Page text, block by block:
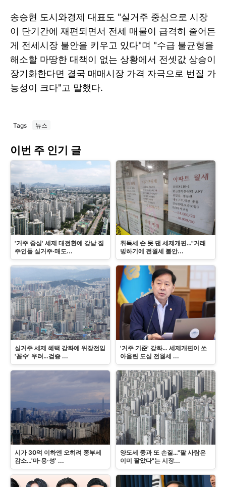
송승현 도시와경제 대표도 "실거주 중심으로 시장
이 단기간에 재편되면서 전세 매물이 급격히 줄어든
게 전세시장 불안을 키우고 있다"며 "수급 불균형을
해소할 마땅한 대책이 없는 상황에서 전셋값 상승이
장기화한다면 결국 매매시장 가격 자극으로 번질 가
능성이 크다"고 말했다.
Tags 뉴스
이번 주 인기 글
'거주 중심' 세제 대전환에 강남 집
주인들 실거주·매도...
취득세 손 못 댄 세제개편…"거래
빙하기에 전월세 불안...
실거주 세제 혜택 강화에 위장전입
'꼼수' 우려…검증 ...
'거주 기준' 강화… 세제개편이 쏘
아올린 도심 전월세 ...
시가 30억 이하엔 오히려 종부세
감소…'마·용·성' ...
양도세 중과 또 손질…"팔 사람은
이미 팔았다"는 시장...